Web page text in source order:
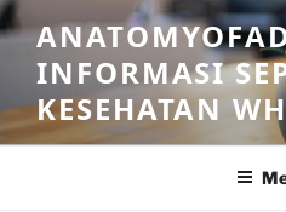
Skip
to
contentINFORMASI
KESEHATAN